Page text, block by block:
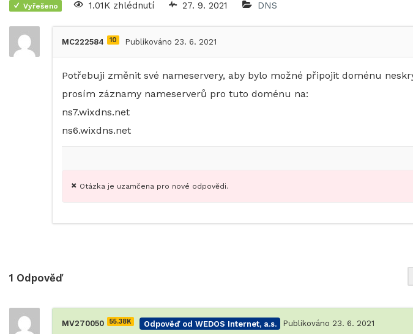
Vyřešeno 1.01K zhlédnutí 27. 9. 2021 DNS
MC222584 10 Publikováno 23. 6. 2021
Potřebuji změnit své nameservery, aby bylo možné připojit doménu
prosím záznamy nameserverů pro tuto doménu na:
ns7.wixdns.net
ns6.wixdns.net
Otázka je uzamčena pro nové odpovědi.
1 Odpověď
MV270050 55.38K Odpověď od WEDOS Internet, a.s. Publikováno 23. 6. 2021